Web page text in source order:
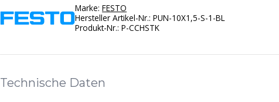
Marke:FESTO
Hersteller Artikel-Nr.:PUN-10X1,5-S-1-BL
Produkt-Nr.:P-CCHSTK
Technische Daten